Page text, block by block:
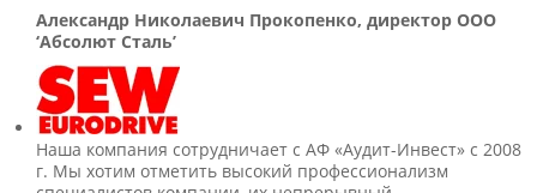
Александр Николаевич Прокопенко, директор ООО
‘Абсолют Сталь’
Наша компания сотрудничает с АФ «Аудит-Инвест» с 2008
г. Мы хотим отметить высокий профессионализм